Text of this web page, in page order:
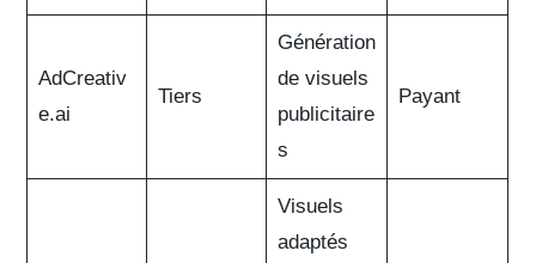
AdCreativ
e.ai
Tiers
Génération
de visuels
publicitaire
s
Payant
Visuels
adaptés